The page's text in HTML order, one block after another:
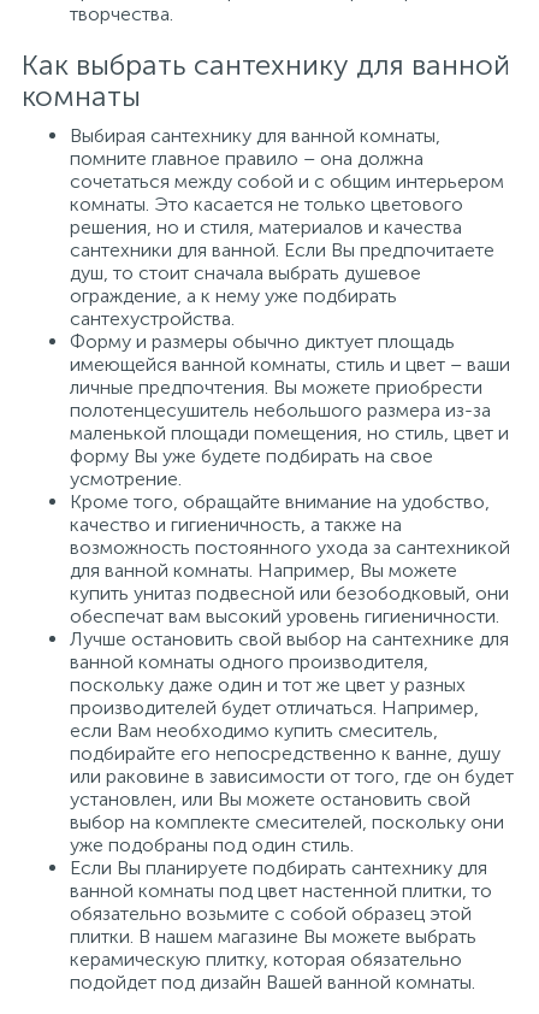
творчества.
Как выбрать сантехнику для ванной
комнаты
Выбирая сантехнику для ванной комнаты,
помните главное правило – она должна
сочетаться между собой и с общим интерьером
комнаты. Это касается не только цветового
решения, но и стиля, материалов и качества
сантехники для ванной. Если Вы предпочитаете
душ, то стоит сначала выбрать душевое
ограждение, а к нему уже подбирать
сантехустройства.
Форму и размеры обычно диктует площадь
имеющейся ванной комнаты, стиль и цвет – ваши
личные предпочтения. Вы можете приобрести
полотенцесушитель небольшого размера из-за
маленькой площади помещения, но стиль, цвет и
форму Вы уже будете подбирать на свое
усмотрение.
Кроме того, обращайте внимание на удобство,
качество и гигиеничность, а также на
возможность постоянного ухода за сантехникой
для ванной комнаты. Например, Вы можете
купить унитаз подвесной или безободковый, они
обеспечат вам высокий уровень гигиеничности.
Лучше остановить свой выбор на сантехнике для
ванной комнаты одного производителя,
поскольку даже один и тот же цвет у разных
производителей будет отличаться. Например,
если Вам необходимо купить смеситель,
подбирайте его непосредственно к ванне, душу
или раковине в зависимости от того, где он будет
установлен, или Вы можете остановить свой
выбор на комплекте смесителей, поскольку они
уже подобраны под один стиль.
Если Вы планируете подбирать сантехнику для
ванной комнаты под цвет настенной плитки, то
обязательно возьмите с собой образец этой
плитки. В нашем магазине Вы можете выбрать
керамическую плитку, которая обязательно
подойдет под дизайн Вашей ванной комнаты.